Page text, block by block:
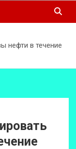
нефти в течение